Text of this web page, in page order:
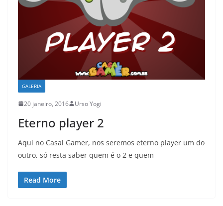
GALERIA
20 janeiro, 2016 Urso Yogi
Eterno player 2
Aqui no Casal Gamer, nos seremos eterno player um do
outro, só resta saber quem é o 2 e quem
Read More